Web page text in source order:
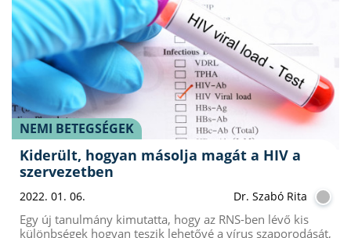
NEMI BETEGSÉGEK
Kiderült, hogyan másolja magát a HIV a
szervezetben
2022. 01. 06. Dr. Szabó Rita
Egy új tanulmány kimutatta, hogy az RNS-ben lévő kis
különbségek hogyan teszik lehetővé a vírus szaporodását,